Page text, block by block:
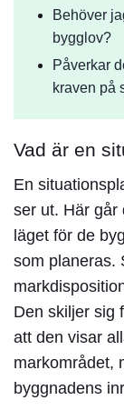
Behöver
bygglov?
Påverkar
kraven på
Vad är en
En
ser ut. Här går
läget för de
som planeras.
Den skiljer sig
att den visar
markområdet,
byggnadens